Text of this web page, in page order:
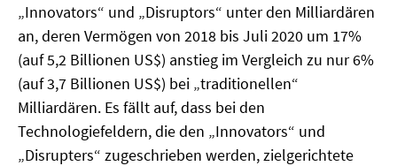
Veröffentlichungen unserer Mitglieder
„Innovators“ und „Disruptors“ unter den Milliardären
an, deren Vermögen von 2018 bis Juli 2020 um 17%
(auf 5,2 Billionen US$) anstieg im Vergleich zu nur 6%
(auf 3,7 Billionen US$) bei „traditionellen“
Milliardären. Es fällt auf, dass bei den
Technologiefeldern, die den „Innovators“ und
„Disrupters“ zugeschrieben werden, zielgerichtete